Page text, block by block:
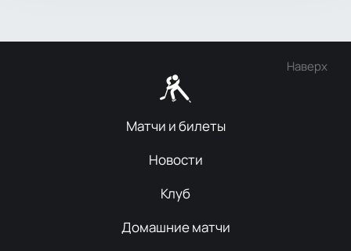
Наверх
Матчи и билеты
Новости
Клуб
Домашние матчи